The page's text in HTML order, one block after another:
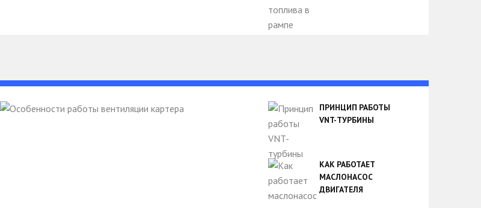
ПРИНЦИП РАБОТЫ
VNT-ТУРБИНЫ
КАК РАБОТАЕТ
МАСЛОНАСОС
ДВИГАТЕЛЯ